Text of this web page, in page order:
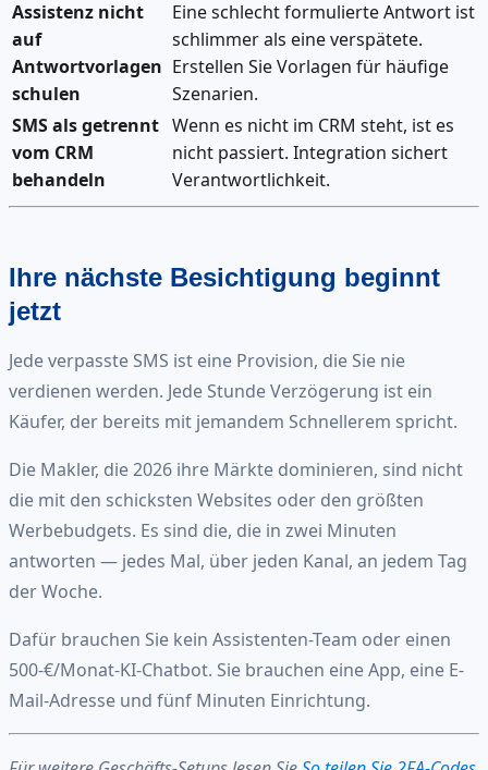
Assistenz nicht
auf
Antwortvorlagen
schulen
Eine schlecht formulierte Antwort ist
schlimmer als eine verspätete.
Erstellen Sie Vorlagen für häufige
Szenarien.
SMS als getrennt
vom CRM
behandeln
Wenn es nicht im CRM steht, ist es
nicht passiert. Integration sichert
Verantwortlichkeit.
Ihre nächste Besichtigung beginnt
jetzt
Jede verpasste SMS ist eine Provision, die Sie nie
verdienen werden. Jede Stunde Verzögerung ist ein
Käufer, der bereits mit jemandem Schnellerem spricht.
Die Makler, die 2026 ihre Märkte dominieren, sind nicht
die mit den schicksten Websites oder den größten
Werbebudgets. Es sind die, die in zwei Minuten
antworten — jedes Mal, über jeden Kanal, an jedem Tag
der Woche.
Dafür brauchen Sie kein Assistenten-Team oder einen
500-€/Monat-KI-Chatbot. Sie brauchen eine App, eine E-
Mail-Adresse und fünf Minuten Einrichtung.